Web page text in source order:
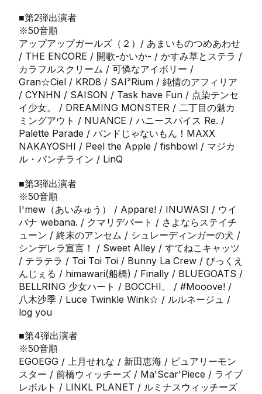
■第2弾出演者
※50音順
アップアップガールズ（２）/ あまいものつめあわせ
/ THE ENCORE / 開歌-かいか- / かすみ草とステラ /
カラフルスクリーム / 可憐なアイボリー /
Gran☆Ciel / KRD8 / SAI²Rium / 純情のアフィリア
/ CYNHN / SAISON / Task have Fun / 点染テンセ
イ少女。 / DREAMING MONSTER / 二丁目の魁カ
ミングアウト / NUANCE / ハニースパイス Re. /
Palette Parade / バンドじゃないもん！MAXX
NAKAYOSHI / Peel the Apple / fishbowl / マジカ
ル・パンチライン / LinQ
■第3弾出演者
※50音順
I'mew（あいみゅう） / Appare! / INUWASI / ウイ
バナ webana. / クマリデパート / さよならステイチ
ューン / 終末のアンセム / シュレーディンガーの犬 /
シンデレラ宣言！ / Sweet Alley / すてねこキャッツ
/ テラテラ / Toi Toi Toi / Bunny La Crew / びっくえ
んじぇる / himawari(船橋) / Finally / BLUEGOATS /
BELLRING 少女ハート / BOCCHI。 / #Mooove! /
八木沙季 / Luce Twinkle Wink☆ / ルルネージュ /
log you
■第4弾出演者
※50音順
EGOEGG / 上月せれな / 新田恵海 / ピュアリーモン
スター / 前橋ウィッチーズ / Ma'Scar'Piece / ライブ
レボルト / LINKL PLANET / ルミナスウィッチーズ